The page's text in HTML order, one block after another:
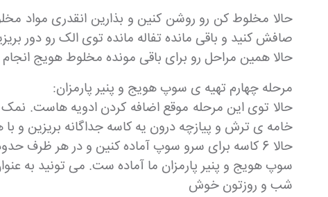
حالا مخلوط کن رو روشن کنین و بذارین انقدری مواد
صافش کنید و باقی مانده تفاله مانده توی الک رو دور
حالا همین مراحل رو برای باقی مونده مخلوط هویج
مرحله چهارم تهیه ی سوپ هویج و پنیر پارمزان:
حالا توی این مرحله موقع اضافه کردن ادویه هاست.
خامه ی ترش و پیازچه درون یه کاسه جداگانه بریزین و
حالا 6 کاسه برای سرو سوپ آماده کنین و در هر ظرف حدودا 1 فنجان سوپ بریزین. روی سوپ ها رو 1 ورق پنیر و با یه قاشق چای خوری از مخلوط خامه ترش تزئین کنین.
سوپ هویج و پنیر پارمزان ما آماده ست. می تونید به
شب و روزتون خوش